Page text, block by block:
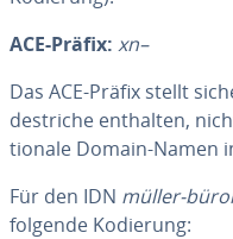
ACE-Präfix: xn–
Das ACE-Präfix stellt
de­stri­che enthalten,
tio­na­le Domain-Namen
Für den IDN müller-
folgende Kodierung: